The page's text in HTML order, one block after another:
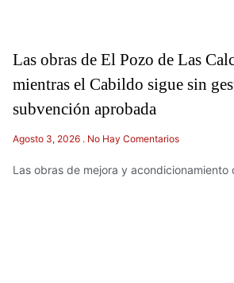
Las obras de El Pozo de Las
mientras el Cabildo sigue sin
subvención aprobada
Agosto 3, 2026 No Hay Comentarios
Las obras de mejora y acondicionamiento